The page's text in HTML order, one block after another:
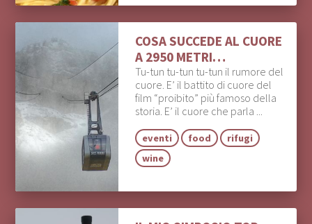
COSA SUCCEDE AL CUORE
A 2950 METRI…
Tu-tun tu-tun tu-tun il rumore del
cuore. E’ il battito di cuore del
film “proibito” più famoso della
storia. E’ il cuore che parla ...
eventi food
rifugi
wine